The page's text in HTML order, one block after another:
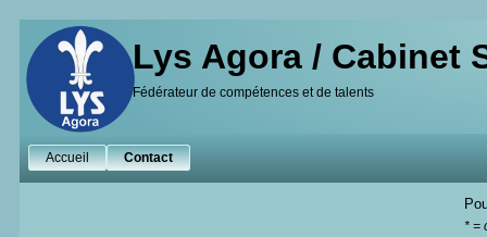
Lys Agora / Cabinet
Fédérateur de compétences et de talents
Accueil Contact
* =